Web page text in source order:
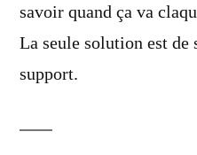
savoir quand ça va
La seule solution est de
support.